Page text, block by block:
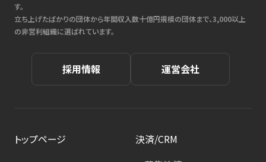
す。
立ち上げたばかりの団体から年間収入数十億円規模の団体まで、3,000以上
の非営利組織に選ばれています。
採用情報 運営会社
トップページ
決済/CRM